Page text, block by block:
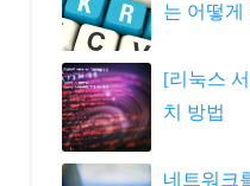
는 어떻게
[리눅스
치 방법
네트워크